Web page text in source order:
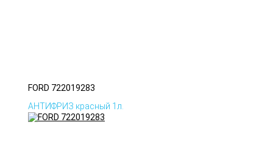
FORD 722019283
АНТИФРИЗ красный 1л.